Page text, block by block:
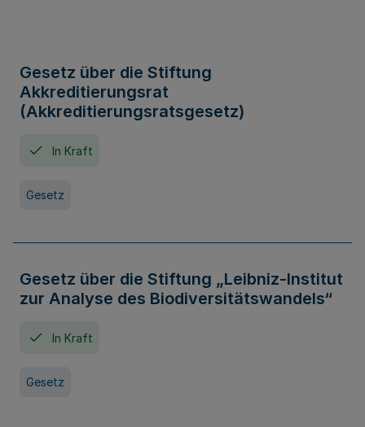
Gesetz über die Stiftung
Akkreditierungsrat
(Akkreditierungsratsgesetz)
In Kraft
Gesetz
Gesetz über die Stiftung „Leibniz-Institut
zur Analyse des Biodiversitätswandels“
In Kraft
Gesetz